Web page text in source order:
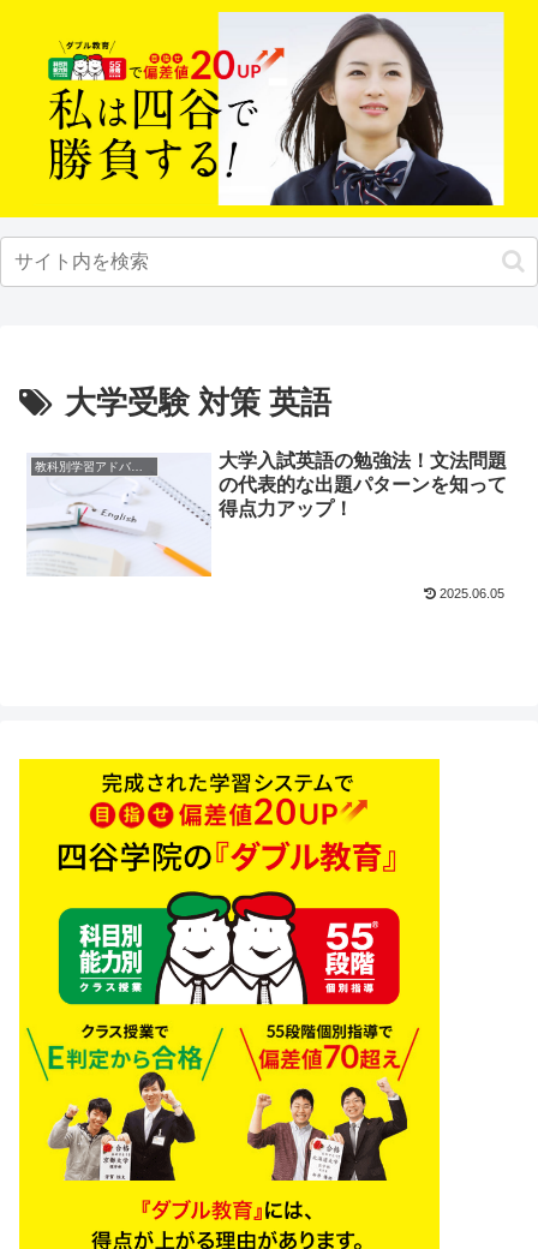
大学受験 対策 英語
教科別学習アドバイス
大学入試英語の勉強法！文法問題
の代表的な出題パターンを知って
得点力アップ！
2025.06.05